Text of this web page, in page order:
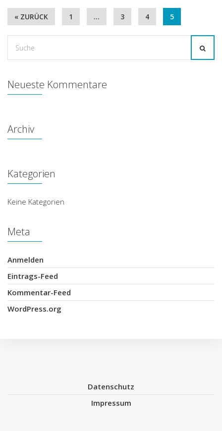
« ZURÜCK 1 … 3 4 5
for:
Neueste Kommentare
Archiv
Kategorien
Keine Kategorien
Meta
Anmelden
Eintrags-Feed
Kommentar-Feed
WordPress.org
Datenschutz
Impressum